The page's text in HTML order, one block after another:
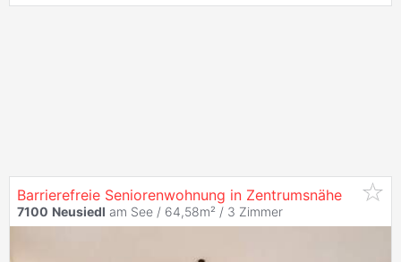
Barrierefreie Seniorenwohnung in Zentrumsnähe
7100 Neusiedl am See / 64,58m² / 3 Zimmer